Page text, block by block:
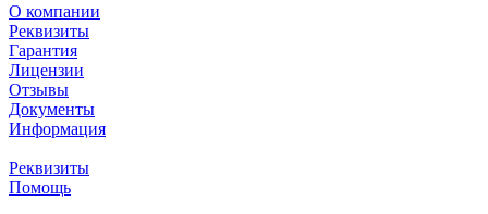
О компании
Реквизиты
Гарантия
Лицензии
Отзывы
Документы
Информация
Реквизиты
Помощь